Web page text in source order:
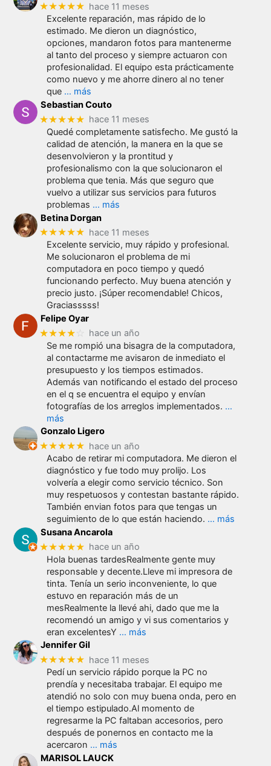
★★★★★ hace 11 meses
Excelente reparación, mas rápido de lo
estimado. Me dieron un diagnóstico,
opciones, mandaron fotos para mantenerme
al tanto del proceso y siempre actuaron con
profesionalidad. El equipo esta prácticamente
como nuevo y me ahorre dinero al no tener
que … más
Sebastian Couto
★★★★★ hace 11 meses
Quedé completamente satisfecho. Me gustó la
calidad de atención, la manera en la que se
desenvolvieron y la prontitud y
profesionalismo con la que solucionaron el
problema que tenia. Más que seguro que
vuelvo a utilizar sus servicios para futuros
problemas … más
Betina Dorgan
★★★★★ hace 11 meses
Excelente servicio, muy rápido y profesional.
Me solucionaron el problema de mi
computadora en poco tiempo y quedó
funcionando perfecto. Muy buena atención y
precio justo. ¡Súper recomendable! Chicos,
Graciasssss!
Felipe Oyar
★★★★ ☆
hace un año
Se me rompió una bisagra de la computadora,
al contactarme me avisaron de inmediato el
presupuesto y los tiempos estimados.
Además van notificando el estado del proceso
en el q se encuentra el equipo y envían
fotografías de los arreglos implementados. …
más
Gonzalo Ligero
★★★★★ hace un año
Acabo de retirar mi computadora. Me dieron el
diagnóstico y fue todo muy prolijo. Los
volvería a elegir como servicio técnico. Son
muy respetuosos y contestan bastante rápido.
También envian fotos para que tengas un
seguimiento de lo que están haciendo. … más
Susana Ancarola
★★★★★ hace un año
Hola buenas tardesRealmente gente muy
responsable y decente.Lleve mi impresora de
tinta. Tenía un serio inconveniente, lo que
estuvo en reparación más de un
mesRealmente la llevé ahi, dado que me la
recomendó un amigo y vi sus comentarios y
eran excelentesY … más
Jennifer Gil
★★★★★ hace 11 meses
Pedí un servicio rápido porque la PC no
prendía y necesitaba trabajar. El equipo me
atendió no solo con muy buena onda, pero en
el tiempo estipulado.Al momento de
regresarme la PC faltaban accesorios, pero
después de ponernos en contacto me la
acercaron … más
MARISOL LAUCK